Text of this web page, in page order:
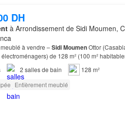
DH
à Arrondissement de Sidi Moumen,
à vendre –SidiMoumenOttor
de 128 m² (100 m²
stratégique: en face d’une école
2 salles de bain
128 m²
Entièrement meublé